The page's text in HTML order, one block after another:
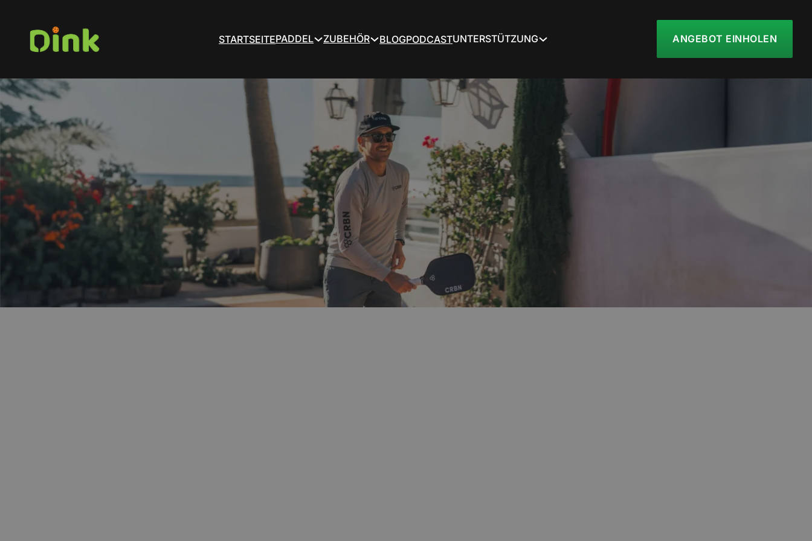
STARTSEITEPADDEL ZUBEHÖR BLOGPODCASTUNTERSTÜTZUNG ANGEBOT EINHOLEN